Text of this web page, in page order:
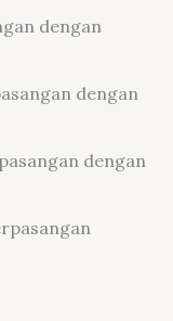
dengan
dengan
dengan